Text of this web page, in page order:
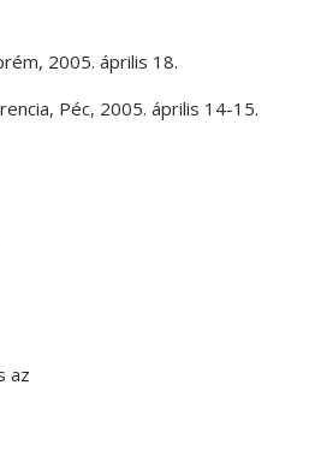
, 2005. április 18.
, Péc, 2005. április 14-15.
az